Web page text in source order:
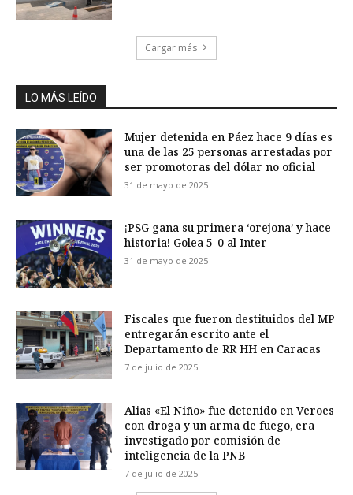
Cargar más
LO MÁS LEÍDO
Mujer detenida en Páez hace 9 días es
una de las 25 personas arrestadas por
ser promotoras del dólar no oficial
31 de mayo de 2025
¡PSG gana su primera ‘orejona’ y hace
historia! Golea 5-0 al Inter
31 de mayo de 2025
Fiscales que fueron destituidos del MP
entregarán escrito ante el
Departamento de RR HH en Caracas
7 de julio de 2025
Alias «El Niño» fue detenido en Veroes
con droga y un arma de fuego, era
investigado por comisión de
inteligencia de la PNB
7 de julio de 2025